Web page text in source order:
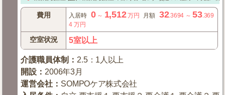
費用 入居時 0～ 1,512万円 月額 32.3694 ～53.369
4 万円
空室状況 5室以上
介護職員体制 ： 2.5：1人以上
開設 ： 2006年3月
運営会社 ： SOMPOケア株式会社